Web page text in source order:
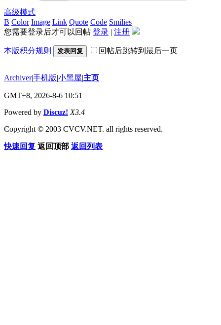
高级模式
B Color Image Link Quote Code Smilies
您需要登录后才可以回帖 登录 | 注册
本版积分规则 发表回复 回帖后跳转到最后一页
Archiver|手机版|小黑屋|主页
GMT+8, 2026-8-6 10:51
Powered by Discuz! X3.4
Copyright © 2003 CVCV.NET. all rights reserved.
快速回复 返回顶部 返回列表